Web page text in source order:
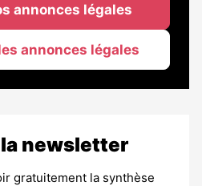
annonces légales
annonces légales
newsletter
gratuitement la synthèse